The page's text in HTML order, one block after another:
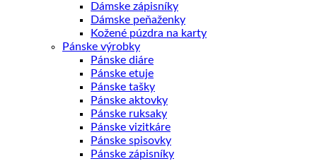
Dámske zápisníky
Dámske peňaženky
Kožené púzdra na karty
Pánske výrobky
Pánske diáre
Pánske etuje
Pánske tašky
Pánske aktovky
Pánske ruksaky
Pánske vizitkáre
Pánske spisovky
Pánske zápisníky